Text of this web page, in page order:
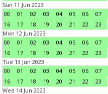
Sun 11 Jun 2023
00
01 02 03 04 05 06 07
16
17 18 19 20 21 22
23
Mon 12 Jun 2023
00
01 02 03 04 05 06 07
16
17 18 19 20 21 22
23
Tue 13 Jun 2023
00
01 02 03 04 05 06 07
16
17 18 19 20 21 22
23
Wed 14 Jun 2023